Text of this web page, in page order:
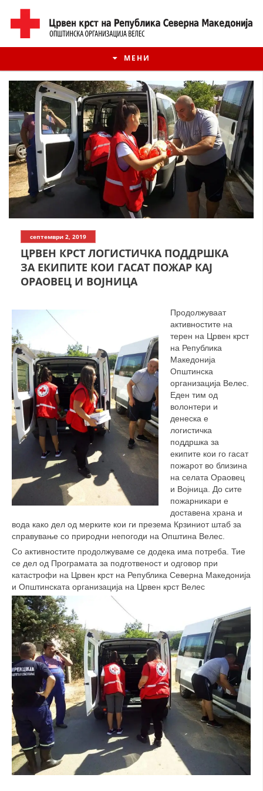
МЕНИ
ИСТОРИЈАТ НА ЦКРМ
ИСТОРИЈАТ НА ДВИЖЕЊЕТО
СТРУКТУРА НА ОРГАНИЗАЦИЈАТА
КОНТАКТ ИНФОРМАЦИИ
ЧЛЕНСТВО ВО ПРОФЕСИОНАЛНИ ТЕЛА
ЗАКОН ЗА ЦКРМ
СТАТУТ НА ЦКРМ
ОРГАНИЗАЦИЈА И РАЗВОЈ
РАКОВОДЕН ОДБОР
СОБРАНИЕ
ДИСЕМИНАЦИЈА
MЕЃУНАРОДНО ХУМАНИТАРНО ПРАВО
ПРОМОЦИЈА НА ХУМАНИ ВРЕДНОСТИ
УПОТРЕБА И ЗАШТИТА НА АМБЛЕМОТ
СОЦИЈАЛНО ХУМАНИТАРНА ДЕЈНОСТ
КАКО ДА ДОНИРАТЕ
ПОДГОТВЕНОСТ И ДЕЈСТВО ПРИ КАТАСТРОФИ
ТИМОВИ НА ООЦК
СПАСИТЕЛНА СТАНИЦА ВОДНО
ПРОЕКТИ – ПОДГОТВЕНОСТ И ДЕЈСТВУВАЊЕ ПРИ КАТАСТРОФИ
ОДНОСИ СО ЈАВНОСТ
септември 2, 2019
ЦРВЕН КРСТ ЛОГИСТИЧКА ПОДДРШКА
ЗА ЕКИПИТЕ КОИ ГАСАТ ПОЖАР КАЈ
ОРАОВЕЦ И ВОЈНИЦА
Продолжуваат
активностите на
терен на Црвен крст
на Република
Македонија
Општинска
организација Велес.
Еден тим од
волонтери и
денеска е
логистичка
поддршка за
екипите кои го гасат
пожарот во близина
на селата Ораовец
и Војница. До сите
пожарникари е
доставена храна и
вода како дел од мерките кои ги презема Крзиниот штаб за
справување со природни непогоди на Општина Велес.
Со активностите продолжуваме се додека има потреба. Тие
се дел од Програмата за подготвеност и одговор при
катастрофи на Црвен крст на Република Северна Македонија
и Општинската организација на Црвен крст Велес